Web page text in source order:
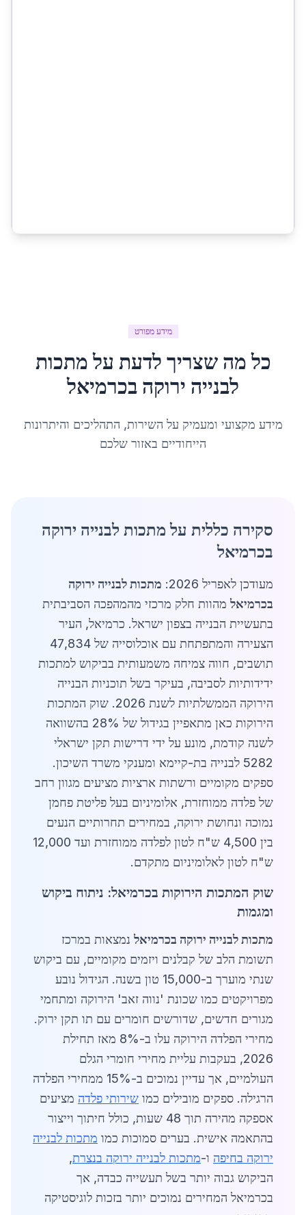
מידע מפורט
כל מה שצריך לדעת עלמתכות
לבנייה ירוקה בכרמיאל
מידע מקצועי ומעמיק על השירות, התהליכים והיתרונות
הייחודיים באזור שלכם
סקירה כללית על מתכות לבנייה ירוקה
בכרמיאל
מעודכן לאפריל 2026:
מתכות לבנייה ירוקה
בכרמיאלמהוות חלק מרכזי מהמהפכה הסביבתית
בתעשיית הבנייה בצפון ישראל. כרמיאל, העיר
הצעירה והמתפתחת עם אוכלוסייה של 47,834
תושבים, חווה צמיחה משמעותית בביקוש למתכות
ידידותיות לסביבה, בעיקר בשל תוכניות הבנייה
הירוקה הממשלתיות לשנת 2026. שוק המתכות
הירוקות כאן מתאפיין בגידול של 28% בהשוואה
לשנה קודמת, מונע על ידי דרישות תקן ישראלי
5282 לבנייה בת-קיימא ומענקי משרד השיכון.
ספקים מקומיים ורשתות ארציות מציעים מגוון רחב
של פלדה ממוחזרת, אלומיניום בעל פליטת פחמן
נמוכה ונחושת ירוקה, במחירים תחרותיים הנעים
בין 4,500 ש"ח לטון לפלדה ממוחזרת ועד 12,000
ש"ח לטון לאלומיניום מתקדם.
שוק המתכות הירוקות בכרמיאל: ניתוח ביקוש
ומגמות
מתכות לבנייה ירוקה בכרמיאלנמצאות במרכז
תשומת הלב של קבלנים ויזמים מקומיים, עם ביקוש
שנתי מוערך ב-15,000 טון בשנה. הגידול נובע
מפרויקטים כמו שכונת 'נווה זאב' הירוקה ומתחמי
מגורים חדשים, שדורשים חומרים עם תו תקן ירוק.
מחירי הפלדה הירוקה עלו ב-8% מאז תחילת
2026, בעקבות עליית מחירי חומרי הגלם
העולמיים, אך עדיין נמוכים ב-15% ממחירי הפלדה
הרגילה. ספקים מובילים כמו שירותי פלדה מציעים
אספקה מהירה תוך 48 שעות, כולל חיתוך וייצור
בהתאמה אישית. בערים סמוכות כמו מתכות לבנייה
ירוקה בחיפה ו-מתכות לבנייה ירוקה בנצרת,
הביקוש גבוה יותר בשל תעשייה כבדה, אך
בכרמיאל המחירים נמוכים יותר בזכות לוגיסטיקה